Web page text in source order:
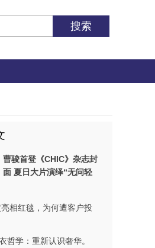
曹骏首登《CHIC》杂志封
面 夏日大片演绎“无问轻
相红毯，为何遭客户投
哲学：重新认识奢华。